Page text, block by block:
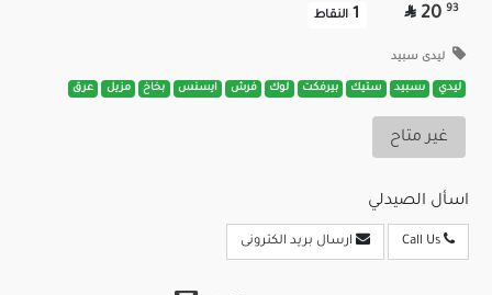
93
20

1 النقاط
ليدى سبيد
ليدي ىسبيد ستيك بيرفكت لوك فرش ايسنس بخاخ مزيل عرق
غير متاح
اسأل الصيدلي
ارسال بريد الكترونى